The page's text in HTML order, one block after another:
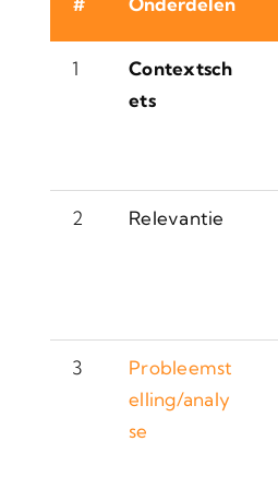
1
Contextsch
ets
2 Relevantie
3
Probleemst
elling/analy
se